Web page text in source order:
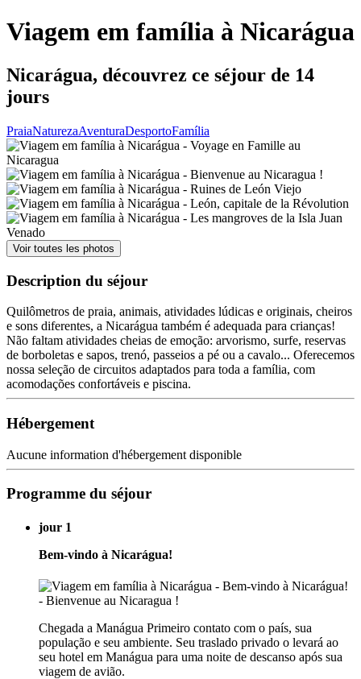
Viagem em família à Nicarágua
Nicarágua, découvrez ce séjour de 14
jours
PraiaNaturezaAventuraDesportoFamília
Voir toutes les photos
Description du séjour
Quilômetros de praia, animais, atividades lúdicas e originais, cheiros
e sons diferentes, a Nicarágua também é adequada para crianças!
Não faltam atividades cheias de emoção: arvorismo, surfe, reservas
de borboletas e sapos, trenó, passeios a pé ou a cavalo... Oferecemos
nossa seleção de circuitos adaptados para toda a família, com
acomodações confortáveis e piscina.
Hébergement
Aucune information d'hébergement disponible
Programme du séjour
jour 1
Bem-vindo à Nicarágua!
Chegada a Manágua Primeiro contato com o país, sua
população e seu ambiente. Seu traslado privado o levará ao
seu hotel em Manágua para uma noite de descanso após sua
viagem de avião.